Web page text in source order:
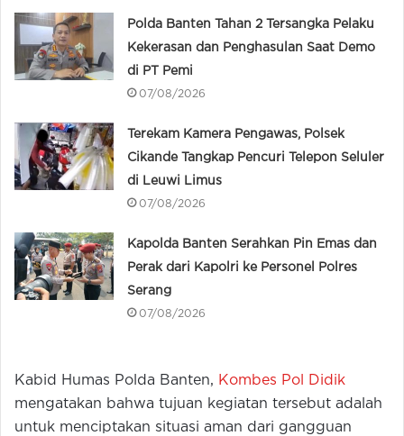
Polda Banten Tahan 2 Tersangka Pelaku
Kekerasan dan Penghasulan Saat Demo
di PT Pemi
07/08/2026
Terekam Kamera Pengawas, Polsek
Cikande Tangkap Pencuri Telepon Seluler
di Leuwi Limus
07/08/2026
Kapolda Banten Serahkan Pin Emas dan
Perak dari Kapolri ke Personel Polres
Serang
07/08/2026
Kabid Humas Polda Banten, Kombes Pol Didik
mengatakan bahwa tujuan kegiatan tersebut adalah
untuk menciptakan situasi aman dari gangguan